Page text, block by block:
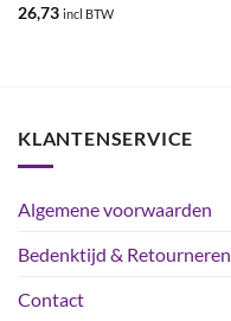
Gewaardeerd
26,73 incl BTW
KLANTENSERVICE
Algemene voorwaarden
Bedenktijd & Retourneren
Contact